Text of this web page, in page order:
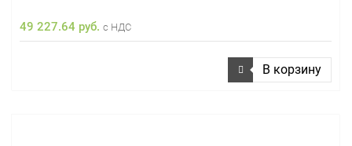
49 227.64 руб. с НДС
В корзину